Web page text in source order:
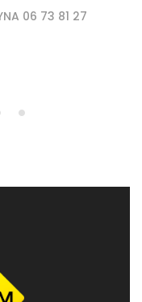
06 73 81 27